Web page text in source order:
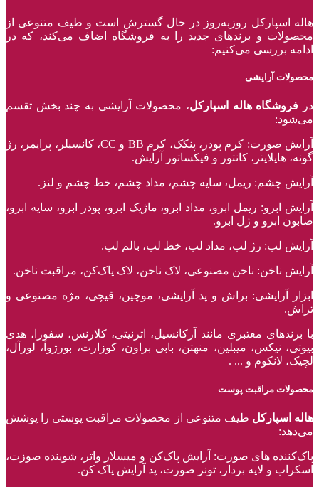
هاله اسپارکل روزبه‌روز در حال گسترش است و طیف متنوعی از
محصولات و برند‌های جدید را به فروشگاه اضاف می‌کند، که در
ادامه بررسی می‌کنیم:
محصولات آرایشی
در فروشگاه هاله اسپارکل، محصولات آرایشی به چند بخش تقسم
می‌شود:
آرایش صورت: کرم پودر، پنکک، کرم BB و CC، کانسیلر، پرایمر، رژ‌
گونه، هایلایتر، کانتور و فیکساتور آرایش.
آرایش چشم: ریمل، سایه چشم، مداد چشم، خط چشم و لنز.
آرایش ابرو: ریمل ابرو، مداد ابرو، ماژیک ابرو، پودر ابرو، سایه ابرو،
صابون ابرو و ژل ابرو.
آرایش لب: رژ لب، مداد لب، خط لب، بالم لب.
آرایش ناخن: ناخن مصنوعی، لاک ناحن، لاک پاک‌کن، مراقبت ناخن.
ابزار آرایشی: براش و پد آرایشی، موچین، قیچی، مژه مصنوعی و
تراش.
با برند‌های معتبری مانند آرکانسیل، اترنیتی، کلارنس، سفورا، هدی
بیوتی، نیکس، میبلین، منهتن، بابی براون، کوزارت، بورژوآ، لورآل،
لچیک، لانکوم و ... .
محصولات مراقبت پوست
هاله اسپارکل طیف متنوعی از محصولات مراقبت پوستی را پوشش
می‌دهد:
پاک‌کننده ‌های صورت: آرایش پاک‌کن و میسلار واتر، شوینده صوزت،
اسکراب و لایه بردار، تونر صورت، پد آرایش پاک کن.